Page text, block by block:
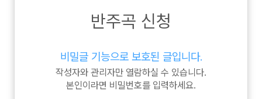
반주곡 신청
비밀글 기능으로 보호된 글입니다.
작성자와 관리자만 열람하실 수 있습니다.
본인이라면 비밀번호를 입력하세요.